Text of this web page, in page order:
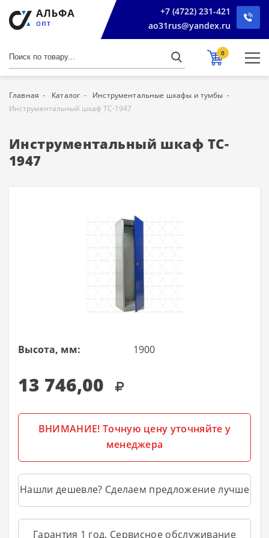
+7 (4722) 231-421
ao31rus@yandex.ru
0
Главная Каталог
Инструментальные шкафы и тумбы
Инструментальный шкаф TC-1947
Инструментальный шкаф TC-
1947
Высота, мм: 1900
13 746,00
ВНИМАНИЕ! Точную цену уточняйте у
менеджера
Нашли дешевле? Сделаем предложение лучше
Гарантия 1 год. Сервисное обслуживание